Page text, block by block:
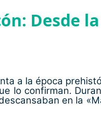
Desde
a la época
lo confirman.
en la